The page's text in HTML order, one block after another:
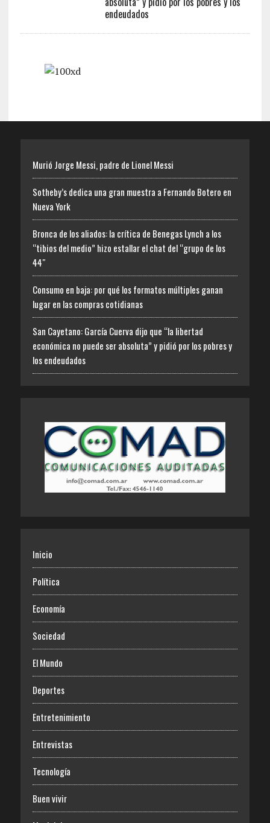
endeudados
Murió Jorge Messi, padre de Lionel Messi
Sotheby’s dedica una gran muestra a Fernando Botero en
Nueva York
Bronca de los aliados: la crítica de Benegas Lynch a los
“tibios del medio” hizo estallar el chat del “grupo de los
44″
Consumo en baja: por qué los formatos múltiples ganan
lugar en las compras cotidianas
San Cayetano: García Cuerva dijo que “la libertad
económica no puede ser absoluta” y pidió por los pobres y
los endeudados
Inicio
Política
Economía
Sociedad
El Mundo
Deportes
Entretenimiento
Entrevistas
Tecnología
Buen vivir